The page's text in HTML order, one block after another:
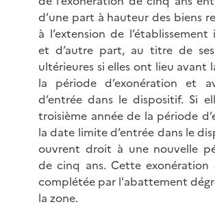
d’une part à hauteur des biens
à l’extension de
et d’autre part, au titre de
ultérieures si elles ont lieu avant
la période d’exonération et
d’entrée dans le dispositif. Si
troisième année de la période
la date limite d’entrée dans le
ouvrent droit à une nouvelle
de cinq ans. Cette exonération
complétée par l'abattement
la zone.